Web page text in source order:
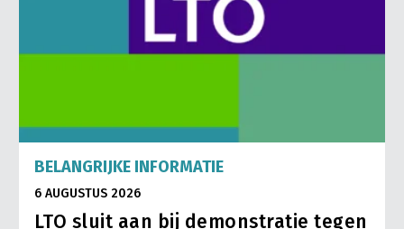
BELANGRIJKE INFORMATIE
6 AUGUSTUS 2026
LTO sluit aan bij demonstratie tegen